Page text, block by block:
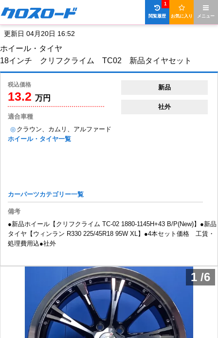
メニュー
お気に入り
閲覧履歴
1
更新日 04月20日 16:52
ホイール・タイヤ
18インチ クリフクライム TC02 新品タイヤセット
税込価格
13.2 万円
新品
社外
適合車種
◎ クラウン、カムリ、アルファード
ホイール・タイヤ一覧
カーパーツカテゴリー一覧
備考
●新品ホイール【クリフクライム TC-02 1880-1145H+43 B/P(New)】●新品
タイヤ【ウィンラン R330 225/45R18 95W XL】●4本セット価格 工賃・
処理費用込●社外
1 /6